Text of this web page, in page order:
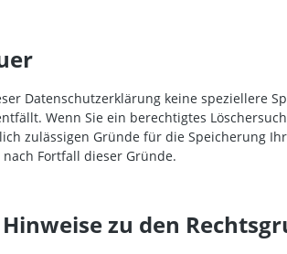
Datenschutzerklärung keine speziellere
Wenn Sie ein berechtigtes
zulässigen Gründe für die Speicherung
Fortfall dieser Gründe.
zu den